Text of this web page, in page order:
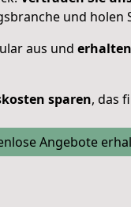
und holen
aus und
sparen, das
Angebote